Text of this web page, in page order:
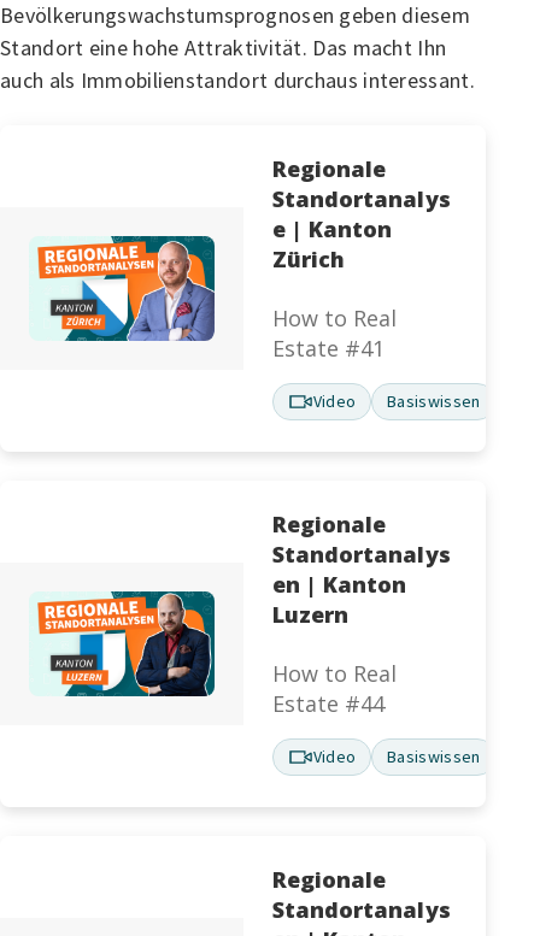
Bevölkerungswachstumsprognosen geben diesem
Standort eine hohe Attraktivität. Das macht Ihn
auch als Immobilienstandort durchaus interessant.
Regionale
Standortanalys
e | Kanton
Zürich
How to Real
Estate #41
Video Basiswissen
Regionale
Standortanalys
en | Kanton
Luzern
How to Real
Estate #44
Video Basiswissen
Regionale
Standortanalys